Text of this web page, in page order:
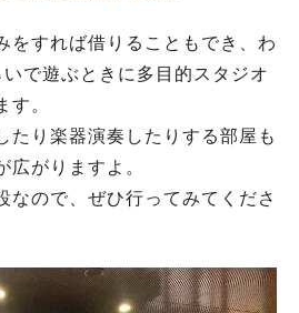
をすれば借りることもでき、わ
で遊ぶときに多目的スタジオ
す。
たり楽器演奏したりする部屋も
広がりますよ。
なので、ぜひ行ってみてくださ